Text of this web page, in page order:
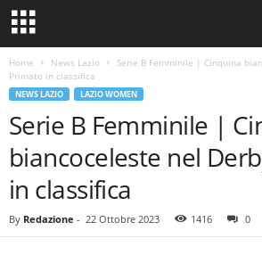
Home News Lazio
Serie B Femminile | Cinquina
Primato in classifica
NEWS LAZIO LAZIO WOMEN
Serie B Femminile |
biancoceleste nel
in classifica
By Redazione - 22 Ottobre 2023 1416 0